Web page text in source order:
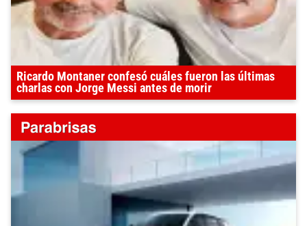
Ricardo Montaner confesó cuáles fueron las últimas
charlas con Jorge Messi antes de morir